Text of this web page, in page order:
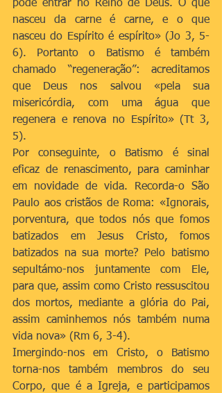
pode entrar no Reino de Deus. O que
nasceu da carne é carne, e o que
nasceu do Espírito é espírito» (Jo 3, 5-
6). Portanto o Batismo é também
chamado “regeneração”: acreditamos
que Deus nos salvou «pela sua
misericórdia, com uma água que
regenera e renova no Espírito» (Tt 3,
5).
Por conseguinte, o Batismo é sinal
eficaz de renascimento, para caminhar
em novidade de vida. Recorda-o São
Paulo aos cristãos de Roma: «Ignorais,
porventura, que todos nós que fomos
batizados em Jesus Cristo, fomos
batizados na sua morte? Pelo batismo
sepultámo-nos juntamente com Ele,
para que, assim como Cristo ressuscitou
dos mortos, mediante a glória do Pai,
assim caminhemos nós também numa
vida nova» (Rm 6, 3-4).
Imergindo-nos em Cristo, o Batismo
torna-nos também membros do seu
Corpo, que é a Igreja, e participamos